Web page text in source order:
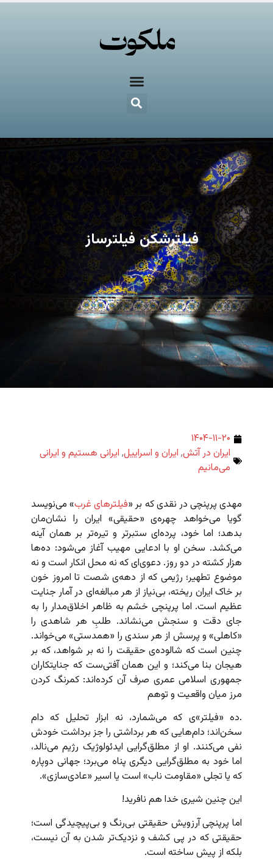
فیلترشکن فیلترساز
۱۴۰۴-۱۱-۲۰
ایران در آتش, ایران و اسراییل, ایرانی هستیم و ایرانی
می‌مانیم
مهدی پرپنچی در نقدی که بر «فیلترهای غرب» می‌نویسد
گویا می‌خواهد چهره‌ی «حقیقی» ایران را نشان‌مان
بدهد؛ اما خود، پرده‌ای ستبرتر و تیره‌تر بر همان آینه
می‌کشد. سخن او با ادعایی مهیب آغاز می‌شود: ده‌ها
هزار کشته در دو روز. دعوی‌ای که نه محل انکار است و نه
موضوع تطهیر؛ رژیمی که از دهه‌ی شصت تا امروز خون
بر خاک ایران ریخته، بی‌نیاز از هر مبالغه‌ای در آمار جنایت
عظیم است. اما پرپنچی خشم به ظاهر اخلاق‌مدار را به
جای دقت و سنجش می‌نشاند. طلبِ هر شاهدی را
«کاهلی» و پرسش از هر سندی را «همدستی» می‌خواند.
چنین است که شالوده‌ی حقیقت را نه بر شواهد، که بر
هیجان بنا می‌کند؛ و این همان آفتی‌ست که جنایتکاران
جمهوری اسلامی عمری صرف آن کرده‌اند: کمرنگ کردن
مرز میان واقعیت و توهم
.ده «فیلتر»ی که می‌شمارد، نه ابزار تحلیل که دام
سخن‌اند؛ دام‌هایی که هر برداشتی را جز برداشت خودش
نفی می‌کنند. او از مطلق‌گرایی ایدئولوژیک رژیم می‌نالد،
اما خود به مطلق‌گرایی دیگری پناه می‌برد؛ جهانی دوپاره
که یا تجلی «مقاومت ناب» است یا اسیر «عادی‌سازی».
این چنین شیری خدا هم نافرید!
اما پرپنچی آرزویش حقیقتی بی‌رنگ و بی‌پیچیدگی است؛
حقیقتی که در پی کشف و نزدیک‌تر شدن به آن نیست،
بلکه از پیش ساخته است.